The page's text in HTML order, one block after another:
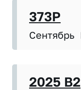
373P
Сентябрь
2025 B2